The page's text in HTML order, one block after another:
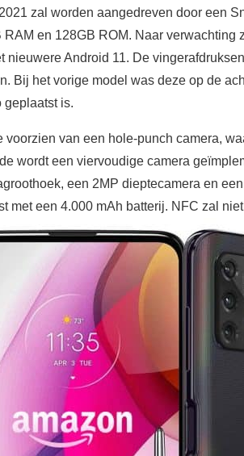
zal worden aangedreven door een
en 128GB ROM. Naar verwachting
nieuwere Android 11. De
Bij het vorige model was deze op de
geplaatst is.
voorzien van een hole-punch camera,
wordt een viervoudige camera
een 2MP dieptecamera en
met een 4.000 mAh batterij. NFC zal